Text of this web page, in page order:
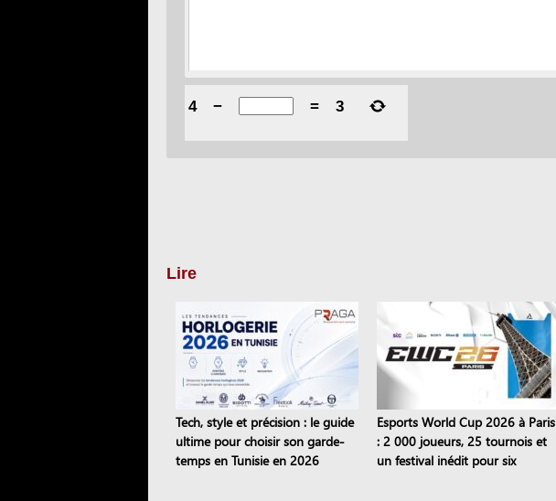
4 − = 3
Lire
Tech, style et précision : le guide
ultime pour choisir son garde-
temps en Tunisie en 2026
Esports World Cup 2026 à Paris
: 2 000 joueurs, 25 tournois et
un festival inédit pour six